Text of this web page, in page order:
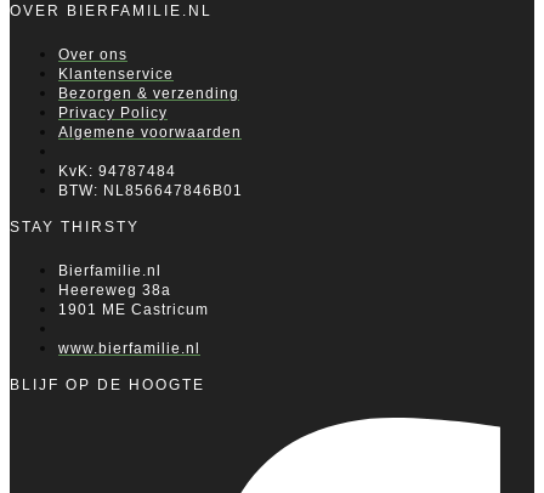
OVER BIERFAMILIE.NL
Over ons
Klantenservice
Bezorgen & verzending
Privacy Policy
Algemene voorwaarden
KvK: 94787484
BTW: NL856647846B01
STAY THIRSTY
Bierfamilie.nl
Heereweg 38a
1901 ME Castricum
www.bierfamilie.nl
BLIJF OP DE HOOGTE